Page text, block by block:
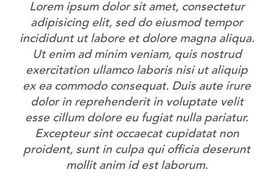
Lorem ipsum dolor sit amet, consectetur
adipisicing elit, sed do eiusmod tempor
incididunt ut labore et dolore magna aliqua.
Ut enim ad minim veniam, quis nostrud
exercitation ullamco laboris nisi ut aliquip
ex ea commodo consequat. Duis aute irure
dolor in reprehenderit in voluptate velit
esse cillum dolore eu fugiat nulla pariatur.
Excepteur sint occaecat cupidatat non
proident, sunt in culpa qui officia deserunt
mollit anim id est laborum.